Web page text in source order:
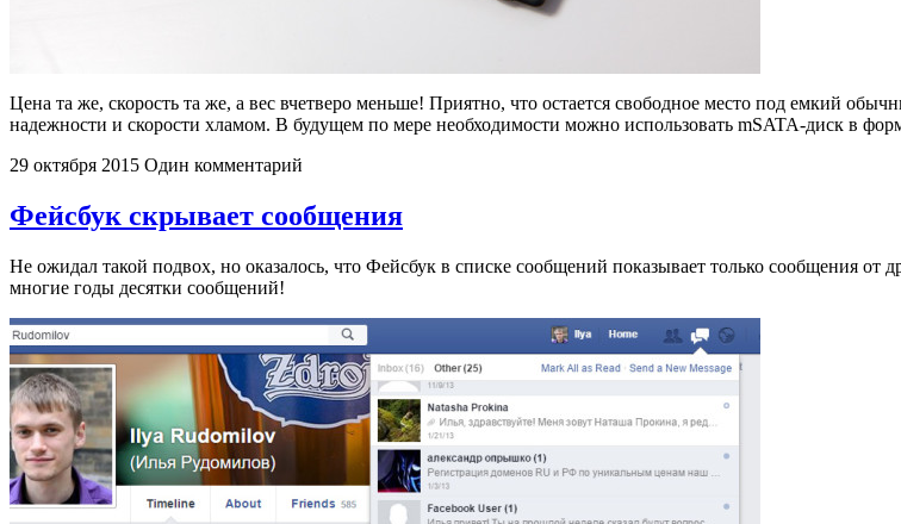
Цена та же, скорость та же, а вес вчетверо меньше! Приятно, что остается свободное место под емкий
надежности и скорости хламом. В будущем по мере необходимости можно использовать mSATA-диск в
29 октября 2015 Один комментарий
Фейсбук скрывает сообщения
Не ожидал такой подвох, но оказалось, что Фейсбук в списке сообщений показывает только сообщения от
многие годы десятки сообщений!